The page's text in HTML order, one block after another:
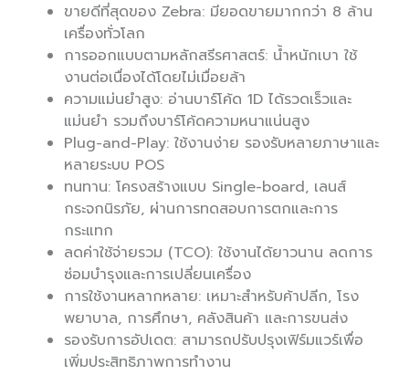
ขายดีที่สุดของ Zebra: มียอดขายมากกว่า 8 ล้าน
เครื่องทั่วโลก
การออกแบบตามหลักสรีรศาสตร์: น้ำหนักเบา ใช้
งานต่อเนื่องได้โดยไม่เมื่อยล้า
ความแม่นยำสูง: อ่านบาร์โค้ด 1D ได้รวดเร็วและ
แม่นยำ รวมถึงบาร์โค้ดความหนาแน่นสูง
Plug-and-Play: ใช้งานง่าย รองรับหลายภาษาและ
หลายระบบ POS
ทนทาน: โครงสร้างแบบ Single-board, เลนส์
กระจกนิรภัย, ผ่านการทดสอบการตกและการ
กระแทก
ลดค่าใช้จ่ายรวม (TCO): ใช้งานได้ยาวนาน ลดการ
ซ่อมบำรุงและการเปลี่ยนเครื่อง
การใช้งานหลากหลาย: เหมาะสำหรับค้าปลีก, โรง
พยาบาล, การศึกษา, คลังสินค้า และการขนส่ง
รองรับการอัปเดต: สามารถปรับปรุงเฟิร์มแวร์เพื่อ
เพิ่มประสิทธิภาพการทำงาน